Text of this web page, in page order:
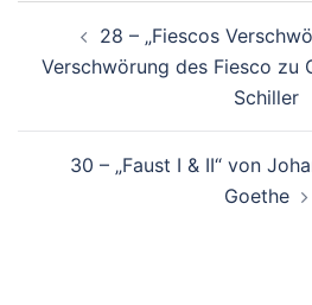
Navigation
28 – „Fiescos
Verschwörung des Fiesco zu
Schiller
30 – „Faust I & II“ von
Goethe